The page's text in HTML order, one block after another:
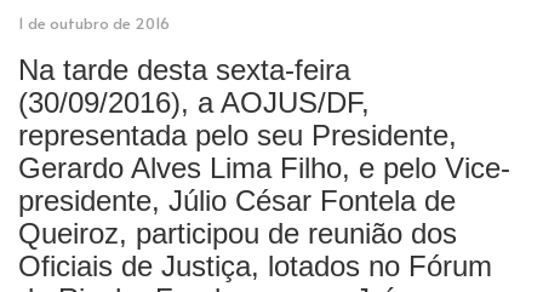
1 de outubro de 2016
Na tarde desta sexta-feira
(30/09/2016), a AOJUS/DF,
representada pelo seu Presidente,
Gerardo Alves Lima Filho, e pelo Vice-
presidente, Júlio César Fontela de
Queiroz, participou de reunião dos
Oficiais de Justiça, lotados no Fórum